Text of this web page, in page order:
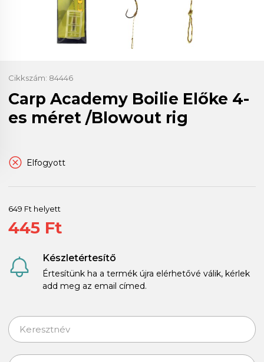
Cikkszám: 84446
Carp Academy Boilie Előke 4-
es méret /Blowout rig
Elfogyott
649 Ft helyett
445 Ft
Készletértesítő
Értesítünk ha a termék újra elérhetővé válik, kérlek
add meg az email címed.